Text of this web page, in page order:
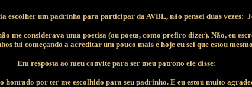
escolher um padrinho para participar da AVBL, não pensei duas vezes:
me considerava uma poetisa (ou poeta, como prefiro dizer). Não, eu
fui começando a acreditar um pouco mais e hoje eu sei que estou
Em resposta ao meu convite para ser meu patrono ele disse:
honrado por ter me escolhido para seu padrinho. E eu estou muito